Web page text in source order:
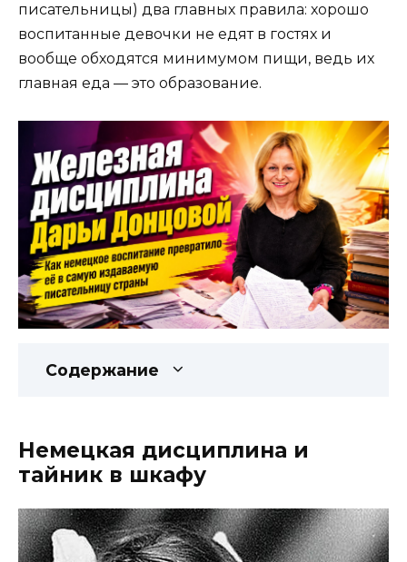
писательницы) два главных правила: хорошо
воспитанные девочки не едят в гостях и
вообще обходятся минимумом пищи, ведь их
главная еда — это образование.
Содержание
Немецкая дисциплина и
тайник в шкафу